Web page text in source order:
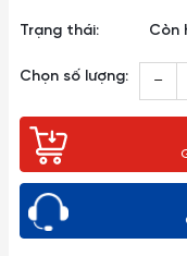
Trạng thái: Còn
Chọn số lượng: –